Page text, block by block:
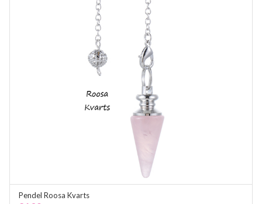
Pendel Roosa Kvarts